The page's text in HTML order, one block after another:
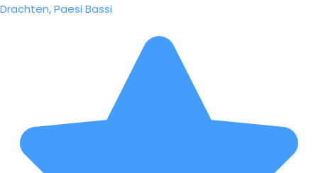
Drachten, Paesi Bassi